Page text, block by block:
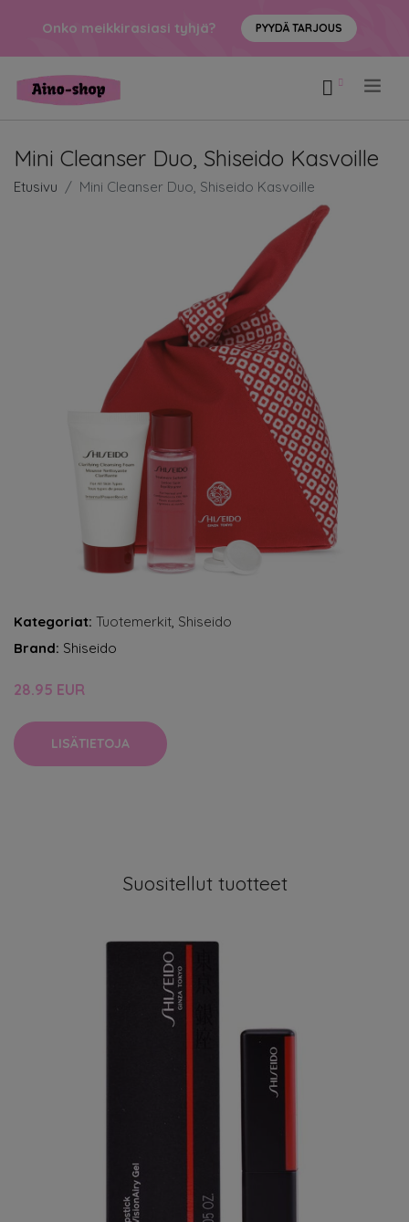
Onko meikkirasiasi tyhjä? PYYDÄ TARJOUS
Mini Cleanser Duo, Shiseido Kasvoille
Etusivu Mini Cleanser Duo, Shiseido Kasvoille
Kategoriat: Tuotemerkit, Shiseido
Brand: Shiseido
28.95 EUR
LISÄTIETOJA
Suositellut tuotteet